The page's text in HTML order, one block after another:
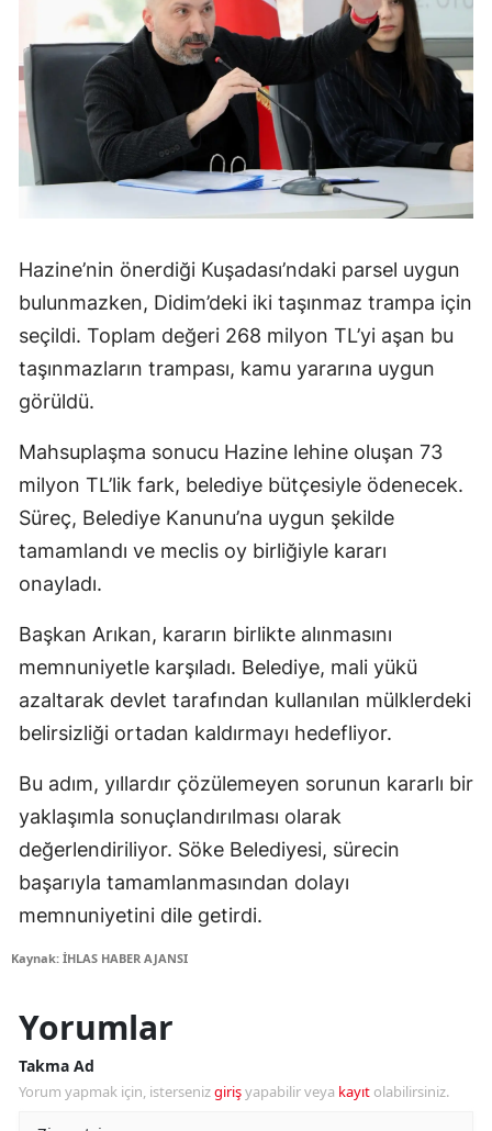
Hazine’nin önerdiği Kuşadası’ndaki parsel uygun
bulunmazken, Didim’deki iki taşınmaz trampa için
seçildi. Toplam değeri 268 milyon TL’yi aşan bu
taşınmazların trampası, kamu yararına uygun
görüldü.
Mahsuplaşma sonucu Hazine lehine oluşan 73
milyon TL’lik fark, belediye bütçesiyle ödenecek.
Süreç, Belediye Kanunu’na uygun şekilde
tamamlandı ve meclis oy birliğiyle kararı
onayladı.
Başkan Arıkan, kararın birlikte alınmasını
memnuniyetle karşıladı. Belediye, mali yükü
azaltarak devlet tarafından kullanılan mülklerdeki
belirsizliği ortadan kaldırmayı hedefliyor.
Bu adım, yıllardır çözülemeyen sorunun kararlı bir
yaklaşımla sonuçlandırılması olarak
değerlendiriliyor. Söke Belediyesi, sürecin
başarıyla tamamlanmasından dolayı
memnuniyetini dile getirdi.
Kaynak: İHLAS HABER AJANSI
Yorumlar
Takma Ad
Yorum yapmak için, istersenizgirişyapabilir veya kayıt olabilirsiniz.